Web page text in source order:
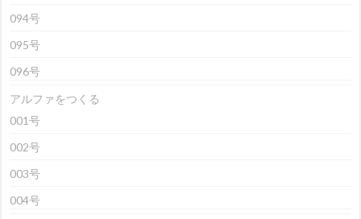
094号
095号
096号
アルファをつくる
001号
002号
003号
004号